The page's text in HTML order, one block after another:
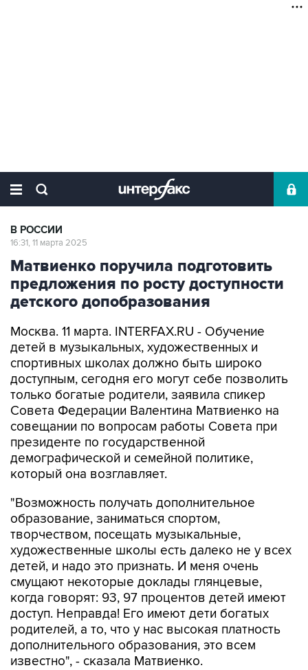
В РОССИИ
16:31, 11 марта 2025
Матвиенко поручила подготовить
предложения по росту доступности
детского допобразования
Москва. 11 марта. INTERFAX.RU - Обучение
детей в музыкальных, художественных и
спортивных школах должно быть широко
доступным, сегодня его могут себе позволить
только богатые родители, заявила спикер
Совета Федерации Валентина Матвиенко на
совещании по вопросам работы Совета при
президенте по государственной
демографической и семейной политике,
который она возглавляет.
"Возможность получать дополнительное
образование, заниматься спортом,
творчеством, посещать музыкальные,
художественные школы есть далеко не у всех
детей, и надо это признать. И меня очень
смущают некоторые доклады глянцевые,
когда говорят: 93, 97 процентов детей имеют
доступ. Неправда! Его имеют дети богатых
родителей, а то, что у нас высокая платность
дополнительного образования, это всем
известно", - сказала Матвиенко.